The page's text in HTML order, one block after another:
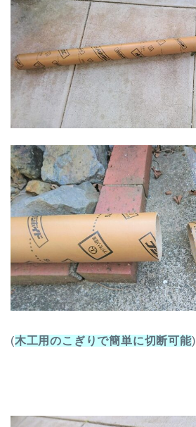
(木工用のこぎりで簡単に切断可能)